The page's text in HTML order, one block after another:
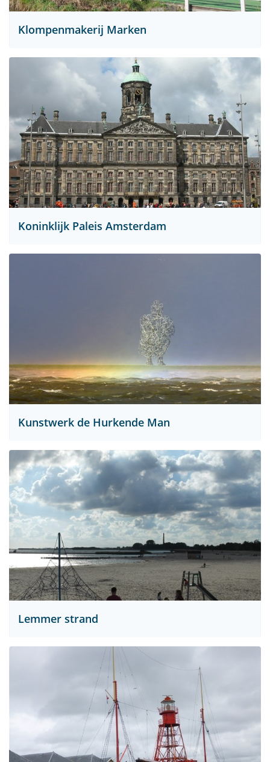
Klompenmakerij Marken
Koninklijk Paleis Amsterdam
Kunstwerk de Hurkende Man
Lemmer strand